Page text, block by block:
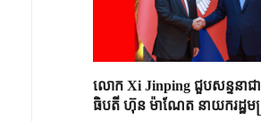
លោក Xi Jinping ជួបសន្ទនាជ
ធិបតី ហ៊ុន ម៉ាណែត នាយករដ្ឋមន្ត្